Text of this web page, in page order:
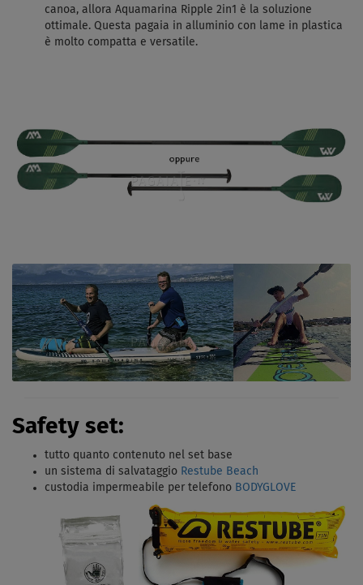
canoa, allora Aquamarina Ripple 2in1 è la soluzione
ottimale. Questa pagaia in alluminio con lame in plastica
è molto compatta e versatile.
Safety set:
tutto quanto contenuto nel set base
un sistema di salvataggio Restube Beach
custodia impermeabile per telefono BODYGLOVE